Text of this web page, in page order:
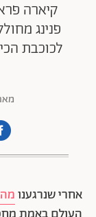
קיארה
פנינג
לכוכבת
אחרי שנרגענו